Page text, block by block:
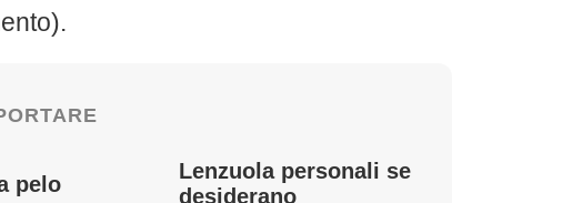
pelo
Lenzuola personali se
desiderano